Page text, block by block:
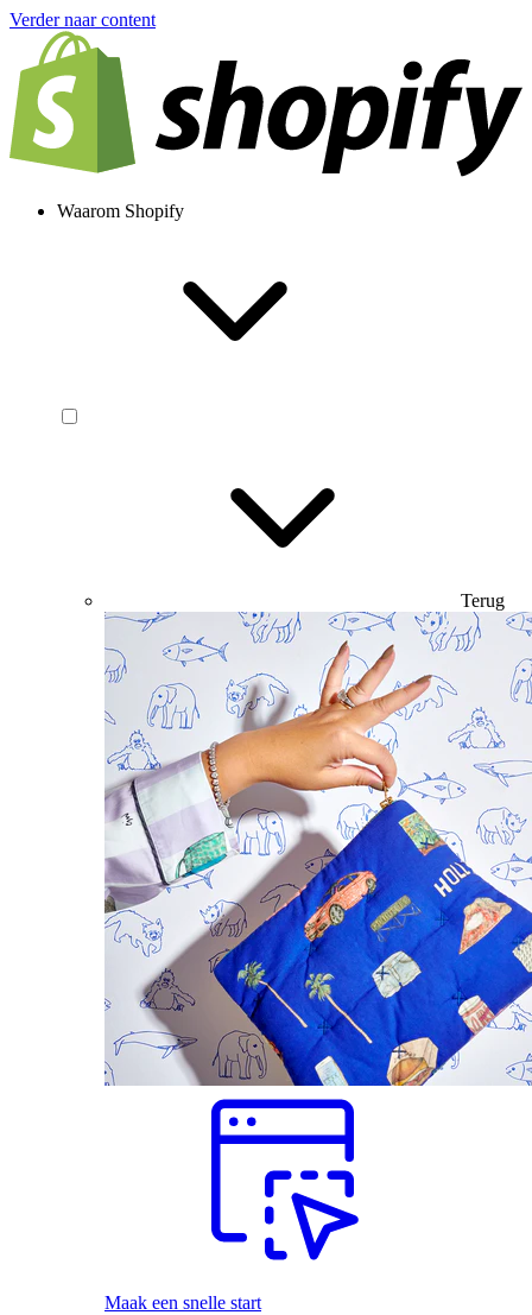
Verder naar content
Waarom Shopify
Terug
Maak een snelle start